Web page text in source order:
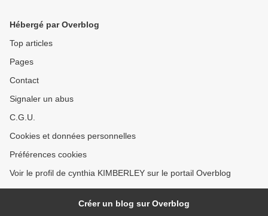
Hébergé par Overblog
Top articles
Pages
Contact
Signaler un abus
C.G.U.
Cookies et données personnelles
Préférences cookies
Voir le profil de cynthia KIMBERLEY sur le portail Overblog
Créer un blog sur Overblog